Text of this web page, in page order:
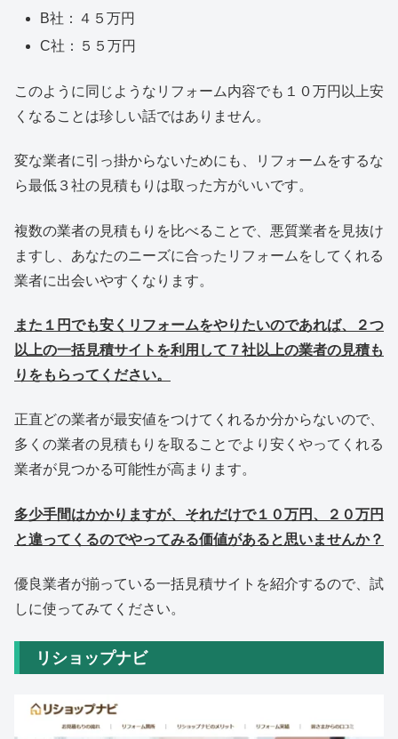
B社：４５万円
C社：５５万円
このように同じようなリフォーム内容でも１０万円以上安
くなることは珍しい話ではありません。
変な業者に引っ掛からないためにも、リフォームをするな
ら最低３社の見積もりは取った方がいいです。
複数の業者の見積もりを比べることで、悪質業者を見抜け
ますし、あなたのニーズに合ったリフォームをしてくれる
業者に出会いやすくなります。
また１円でも安くリフォームをやりたいのであれば、２つ
以上の一括見積サイトを利用して７社以上の業者の見積も
りをもらってください。
正直どの業者が最安値をつけてくれるか分からないので、
多くの業者の見積もりを取ることでより安くやってくれる
業者が見つかる可能性が高まります。
多少手間はかかりますが、それだけで１０万円、２０万円
と違ってくるのでやってみる価値があると思いませんか？
優良業者が揃っている一括見積サイトを紹介するので、試
しに使ってみてください。
リショップナビ